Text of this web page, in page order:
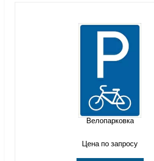
Велопарковка
Цена по запросу